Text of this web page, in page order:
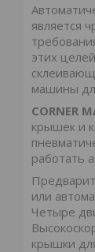
является
этих
машины
CORNER
крышек и
работать
или
Четыре
крышки